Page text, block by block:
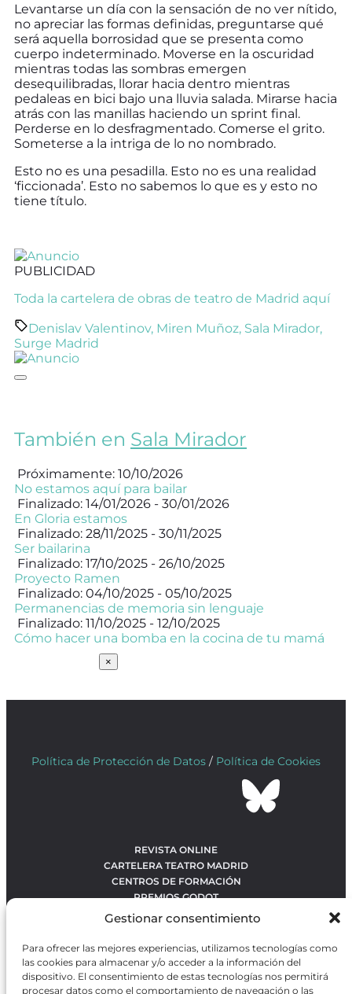
Gestionar consentimiento
Para ofrecer las mejores experiencias, utilizamos tecnologías como
las cookies para almacenar y/o acceder a la información del
dispositivo. El consentimiento de estas tecnologías nos permitirá
procesar datos como el comportamiento de navegación o las
Levantarse un día con la sensación de no ver nítido,
no apreciar las formas definidas, preguntarse qué
será aquella borrosidad que se presenta como
cuerpo indeterminado. Moverse en la oscuridad
mientras todas las sombras emergen
desequilibradas, llorar hacia dentro mientras
pedaleas en bici bajo una lluvia salada. Mirarse hacia
atrás con las manillas haciendo un sprint final.
Perderse en lo desfragmentado. Comerse el grito.
Someterse a la intriga de lo no nombrado.
Esto no es una pesadilla. Esto no es una realidad
‘ficcionada’. Esto no sabemos lo que es y esto no
tiene título.
PUBLICIDAD
Toda la cartelera de obras de teatro de Madrid aquí
Denislav Valentinov, Miren Muñoz, Sala Mirador,
Surge Madrid
También en Sala Mirador
Próximamente: 10/10/2026
No estamos aquí para bailar
Finalizado: 14/01/2026 - 30/01/2026
En Gloria estamos
Finalizado: 28/11/2025 - 30/11/2025
Ser bailarina
Finalizado: 17/10/2025 - 26/10/2025
Proyecto Ramen
Finalizado: 04/10/2025 - 05/10/2025
Permanencias de memoria sin lenguaje
Finalizado: 11/10/2025 - 12/10/2025
Cómo hacer una bomba en la cocina de tu mamá
×
Política de Protección de Datos / Política de Cookies
REVISTA ONLINE
CARTELERA TEATRO MADRID
CENTROS DE FORMACIÓN
PREMIOS GODOT
CONTACTO
OBRAS MÁS VOTADAS
RANKING MEJORES OBRAS
BÚSQUEDA AVANZADA DE OBRAS